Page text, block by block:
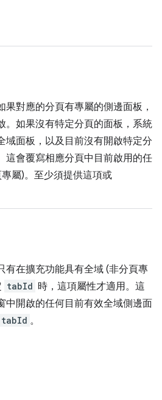
果對應的分頁有專屬的側邊面板，
。如果沒有特定分頁的面板，系統
域面板，以及目前沒有開啟特定分
這會覆寫相應分頁中目前啟用的任
屬)。至少須提供這項或
有在擴充功能具有全域 (非分頁專
tabId 時，這項屬性才適用。這
中開啟的任何目前有效全域側邊面
tabId 。